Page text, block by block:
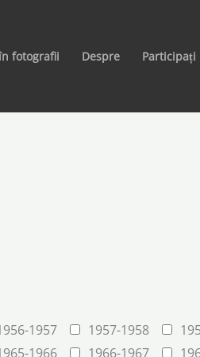
fotografii Despre Participați
1957 1957-1958
1966 1966-1967